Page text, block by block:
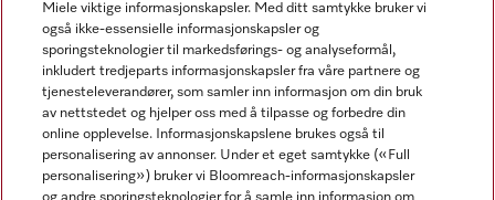
Nyhetsbrev
Miele viktige informasjonskapsler. Med ditt samtykke bruker vi
også ikke-essensielle informasjonskapsler og
sporingsteknologier til markedsførings- og analyseformål,
inkludert tredjeparts informasjonskapsler fra våre partnere og
tjenesteleverandører, som samler inn informasjon om din bruk
av nettstedet og hjelper oss med å tilpasse og forbedre din
online opplevelse. Informasjonskapslene brukes også til
personalisering av annonser. Under et eget samtykke («Full
personalisering») bruker vi Bloomreach-informasjonskapsler